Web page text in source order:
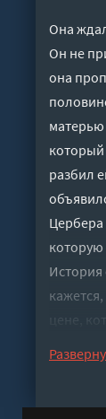
Она
Он не
она
матерью
разбил
Цербера
которую
История
цене,